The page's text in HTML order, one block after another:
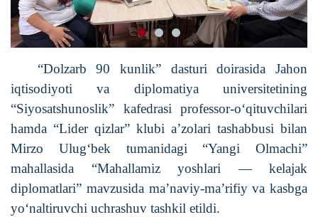
“Dolzarb 90 kunlik” dasturi doirasida Jahon
iqtisodiyoti va diplomatiya universitetining
“Siyosatshunoslik” kafedrasi professor-o‘qituvchilari
hamda “Lider qizlar” klubi a’zolari tashabbusi bilan
Mirzo Ulug‘bek tumanidagi “Yangi Olmachi”
mahallasida “Mahallamiz yoshlari — kelajak
diplomatlari” mavzusida ma’naviy-ma’rifiy va kasbga
yo‘naltiruvchi uchrashuv tashkil etildi.